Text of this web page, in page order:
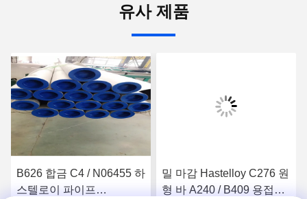
유사 제품
B626 합금 C4 / N06455 하
스텔로이 파이프
밀 마감 Hastelloy C276 원
형 바 A240 / B409 용접